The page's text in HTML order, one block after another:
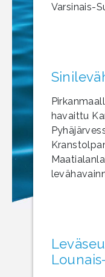
Varsinais-
havaittu